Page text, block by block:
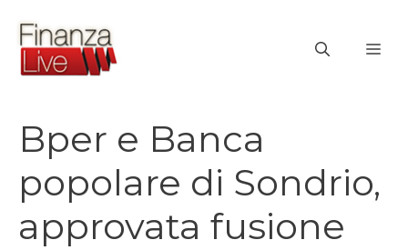
contenuto
Bper e Banca
popolare di Sondrio,
approvata fusione